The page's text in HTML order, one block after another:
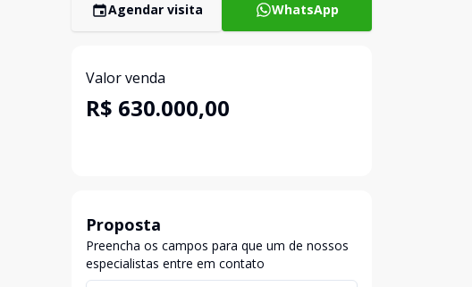
Agendar visita WhatsApp
Valor venda
R$ 630.000,00
Proposta
Preencha os campos para que um de nossos
especialistas entre em contato